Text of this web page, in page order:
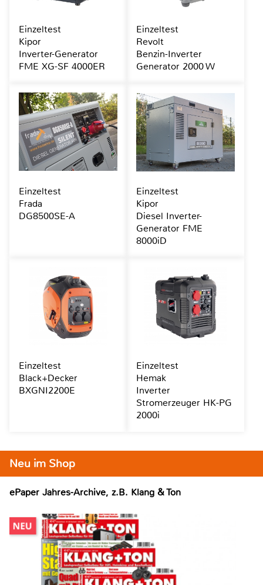
Neu im Shop
ePaper Jahres-Archive, z.B. Klang & Ton
Einzeltest
Kipor
Inverter-Generator
FME XG-SF 4000ER
Einzeltest
Revolt
Benzin-Inverter
Generator 2000 W
Einzeltest
Frada
DG8500SE-A
Einzeltest
Kipor
Diesel Inverter-
Generator FME
8000iD
Einzeltest
Black+Decker
BXGNI2200E
Einzeltest
Hemak
Inverter
Stromerzeuger HK-PG
2000i